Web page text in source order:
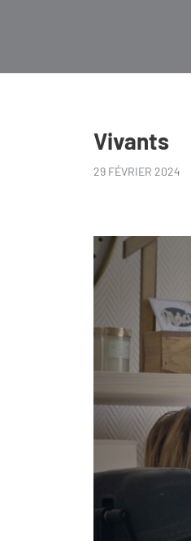
Vivants
29 FÉVRIER 2024